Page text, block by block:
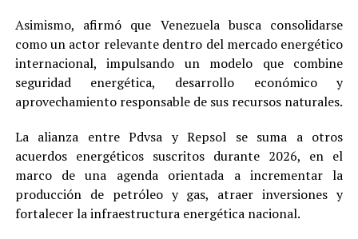
Asimismo, afirmó que Venezuela busca consolidarse
como un actor relevante dentro del mercado energético
internacional, impulsando un modelo que combine
seguridad energética, desarrollo económico y
aprovechamiento responsable de sus recursos naturales.
La alianza entre Pdvsa y Repsol se suma a otros
acuerdos energéticos suscritos durante 2026, en el
marco de una agenda orientada a incrementar la
producción de petróleo y gas, atraer inversiones y
fortalecer la infraestructura energética nacional.